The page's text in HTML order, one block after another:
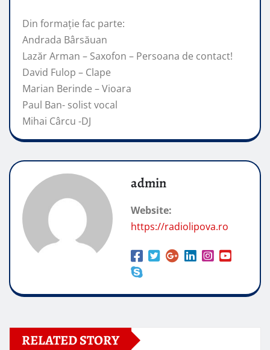
Din formație fac parte:
Andrada Bârsăuan
Lazăr Arman – Saxofon – Persoana de contact!
David Fulop – Clape
Marian Berinde – Vioara
Paul Ban- solist vocal
Mihai Cârcu -DJ
admin
Website:
https://radiolipova.ro
RELATED STORY